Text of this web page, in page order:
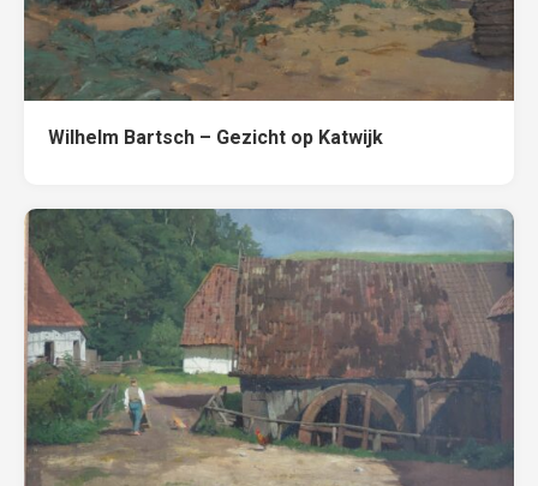
Wilhelm Bartsch – Gezicht op Katwijk